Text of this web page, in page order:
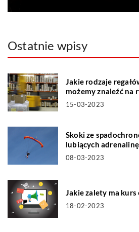
Ostatnie wpisy
Jakie rodzaje
możemy znaleźć na
15-03-2023
Skoki ze
lubiących adrenalinę
08-03-2023
Jakie zalety ma kurs
18-02-2023